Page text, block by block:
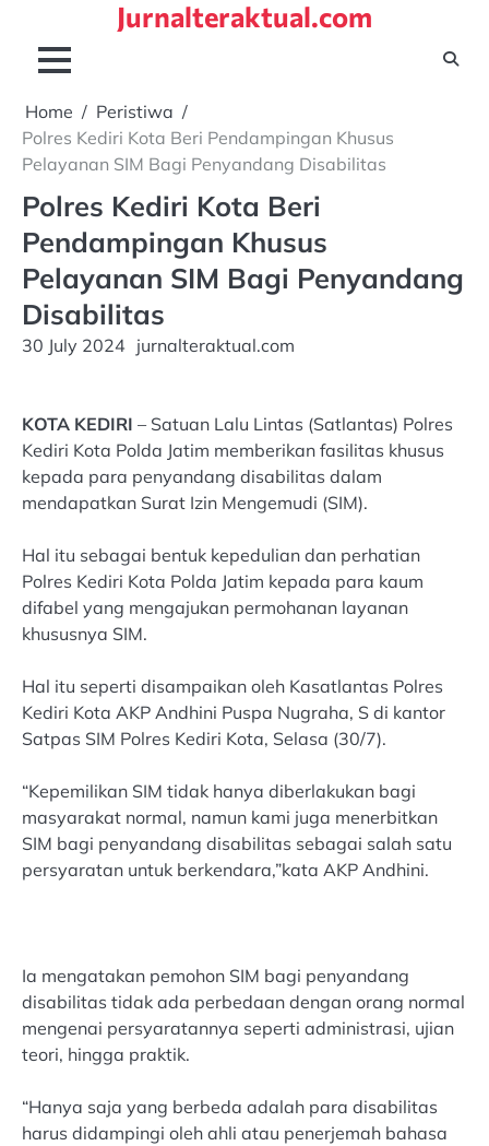
content
Jurnalteraktual.com
Home
Peristiwa
Polres Kediri Kota Beri Pendampingan Khusus
Pelayanan SIM Bagi Penyandang Disabilitas
Polres Kediri Kota Beri
Pendampingan Khusus
Pelayanan SIM Bagi Penyandang
Disabilitas
30 July 2024 jurnalteraktual.com
KOTA KEDIRI – Satuan Lalu Lintas (Satlantas) Polres
Kediri Kota Polda Jatim memberikan fasilitas khusus
kepada para penyandang disabilitas dalam
mendapatkan Surat Izin Mengemudi (SIM).
Hal itu sebagai bentuk kepedulian dan perhatian
Polres Kediri Kota Polda Jatim kepada para kaum
difabel yang mengajukan permohanan layanan
khususnya SIM.
Hal itu seperti disampaikan oleh Kasatlantas Polres
Kediri Kota AKP Andhini Puspa Nugraha, S di kantor
Satpas SIM Polres Kediri Kota, Selasa (30/7).
“Kepemilikan SIM tidak hanya diberlakukan bagi
masyarakat normal, namun kami juga menerbitkan
SIM bagi penyandang disabilitas sebagai salah satu
persyaratan untuk berkendara,”kata AKP Andhini.
Ia mengatakan pemohon SIM bagi penyandang
disabilitas tidak ada perbedaan dengan orang normal
mengenai persyaratannya seperti administrasi, ujian
teori, hingga praktik.
“Hanya saja yang berbeda adalah para disabilitas
harus didampingi oleh ahli atau penerjemah bahasa